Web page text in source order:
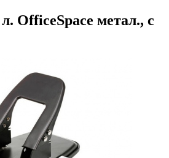
OfficeSpace метал., с